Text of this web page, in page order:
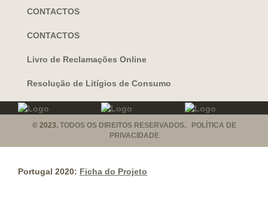
CONTACTOS
CONTACTOS
Livro de Reclamações Online
Resolução de Litígios de Consumo
© 2023. TODOS OS DIREITOS RESERVADOS. POLÍTICA DE
PRIVACIDADE
Portugal 2020: Ficha do Projeto